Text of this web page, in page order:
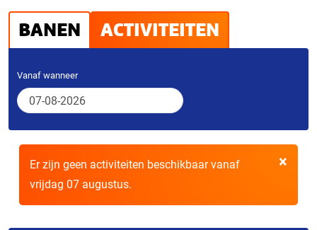
BANEN ACTIVITEITEN
Vanaf wanneer
×
Er zijn geen activiteiten beschikbaar vanaf
vrijdag 07 augustus.